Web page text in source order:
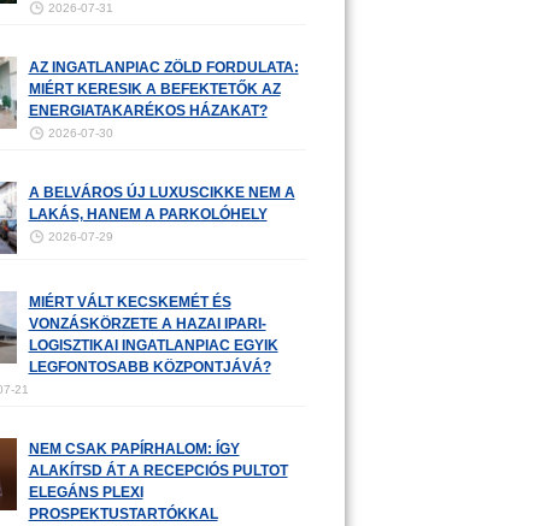
2026-07-31
AZ INGATLANPIAC ZÖLD FORDULATA:
MIÉRT KERESIK A BEFEKTETŐK AZ
ENERGIATAKARÉKOS HÁZAKAT?
2026-07-30
A BELVÁROS ÚJ LUXUSCIKKE NEM A
LAKÁS, HANEM A PARKOLÓHELY
2026-07-29
MIÉRT VÁLT KECSKEMÉT ÉS
VONZÁSKÖRZETE A HAZAI IPARI-
LOGISZTIKAI INGATLANPIAC EGYIK
LEGFONTOSABB KÖZPONTJÁVÁ?
21
NEM CSAK PAPÍRHALOM: ÍGY
ALAKÍTSD ÁT A RECEPCIÓS PULTOT
ELEGÁNS PLEXI
PROSPEKTUSTARTÓKKAL